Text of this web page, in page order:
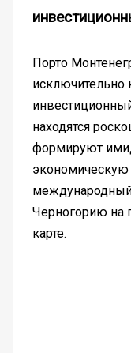
Порто
исключительно
находятся
формируют
экономическую
Черногорию на
карте.